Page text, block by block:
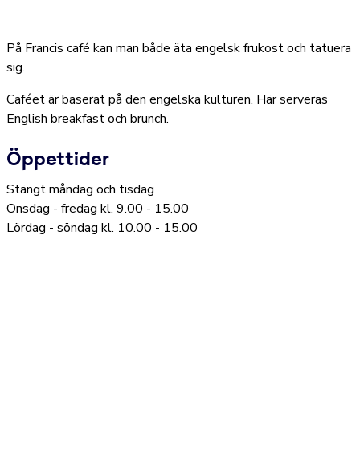
På Francis café kan man både äta engelsk frukost och tatuera
sig.
Caféet är baserat på den engelska kulturen. Här serveras
English breakfast och brunch.
Öppettider
Stängt måndag och tisdag
Onsdag - fredag kl. 9.00 - 15.00
Lördag - söndag kl. 10.00 - 15.00